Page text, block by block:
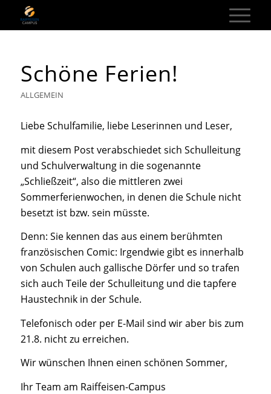
Schöne Ferien!
ALLGEMEIN
Liebe Schulfamilie, liebe Leserinnen und Leser,
mit diesem Post verabschiedet sich Schulleitung
und Schulverwaltung in die sogenannte
„Schließzeit“, also die mittleren zwei
Sommerferienwochen, in denen die Schule nicht
besetzt ist bzw. sein müsste.
Denn: Sie kennen das aus einem berühmten
französischen Comic: Irgendwie gibt es innerhalb
von Schulen auch gallische Dörfer und so trafen
sich auch Teile der Schulleitung und die tapfere
Haustechnik in der Schule.
Telefonisch oder per E-Mail sind wir aber bis zum
21.8. nicht zu erreichen.
Wir wünschen Ihnen einen schönen Sommer,
Ihr Team am Raiffeisen-Campus